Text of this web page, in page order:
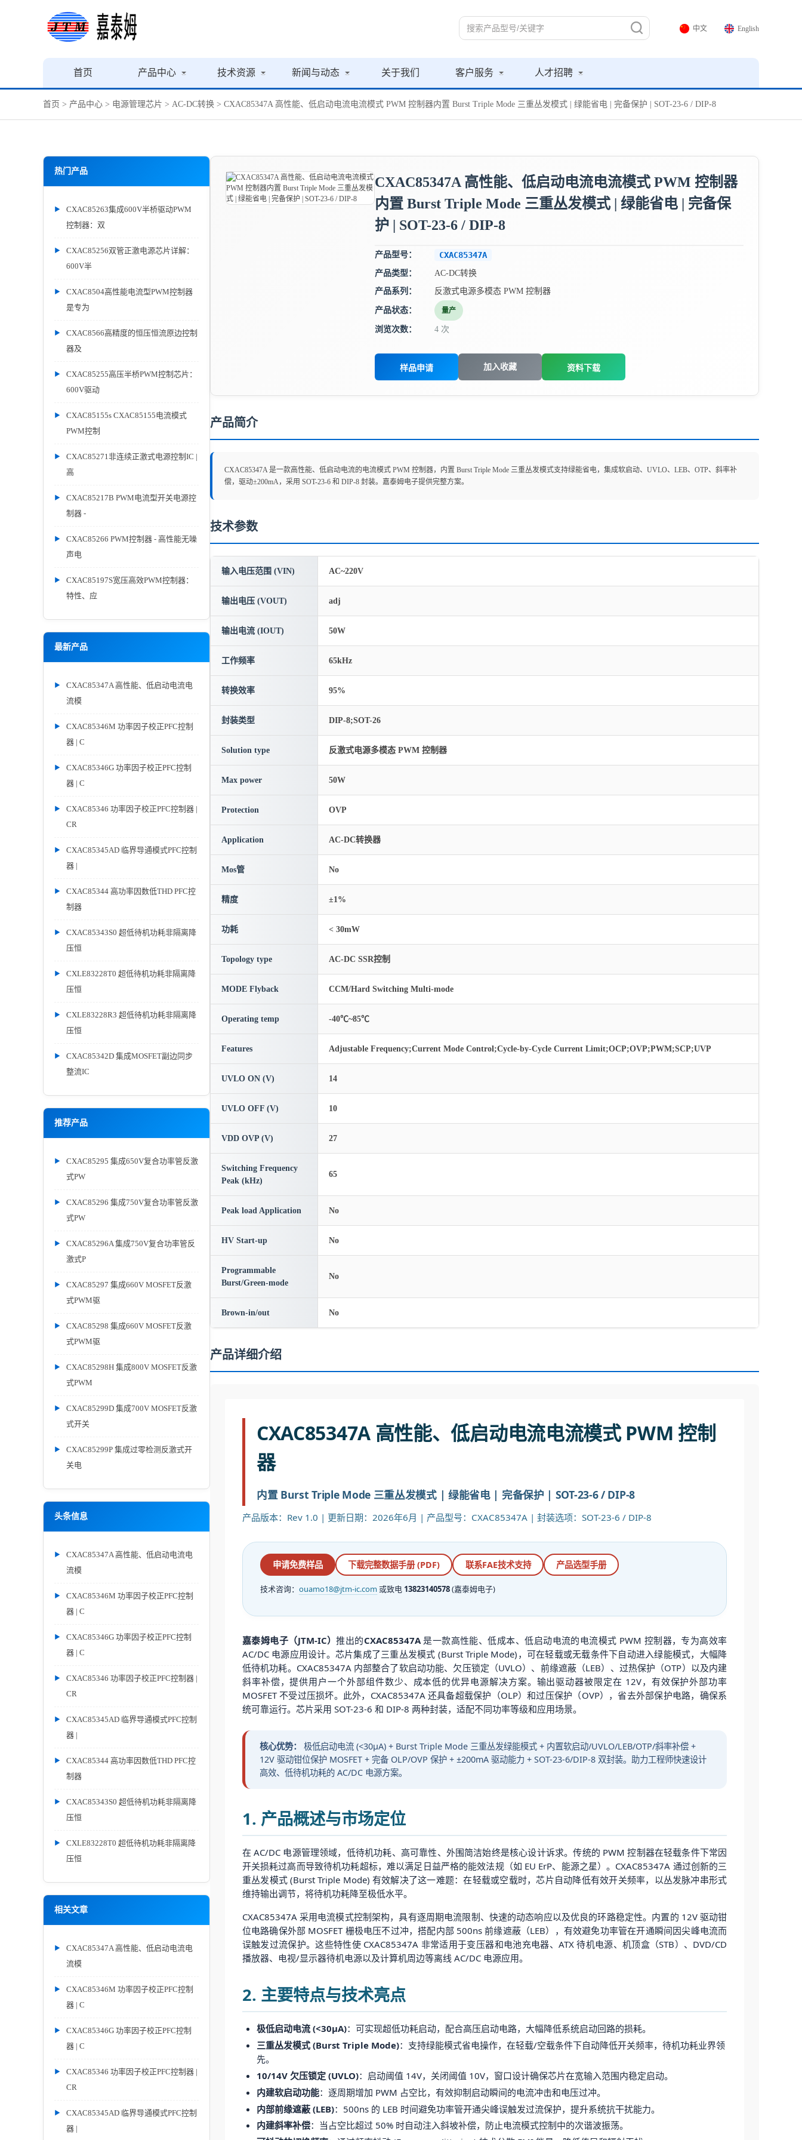
中文 English
首页 产品中心 技术资源 新闻与动态 关于我们 客户服务 人才招聘
首页 > 产品中心 > 电源管理芯片 > AC-DC转换 > CXAC85347A 高性能、低启动电流电流模式 PWM 控制器内置 Burst Triple Mode 三重丛发模式 | 绿能省电 | 完备保护 | SOT-23-6 / DIP-8
热门产品
CXAC85263集成600V半桥驱动PWM
控制器：双
CXAC85256双管正激电源芯片详解：
600V半
CXAC8504高性能电流型PWM控制器
是专为
CXAC8566高精度的恒压恒流原边控制
器及
CXAC85255高压半桥PWM控制芯片：
600V驱动
CXAC85155s CXAC85155电流模式
PWM控制
CXAC85271非连续正激式电源控制IC |
高
CXAC85217B PWM电流型开关电源控
制器 -
CXAC85266 PWM控制器 - 高性能无噪
声电
CXAC85197S宽压高效PWM控制器：
特性、应
最新产品
CXAC85347A 高性能、低启动电流电
流模
CXAC85346M 功率因子校正PFC控制
器 | C
CXAC85346G 功率因子校正PFC控制
器 | C
CXAC85346 功率因子校正PFC控制器 |
CR
CXAC85345AD 临界导通模式PFC控制
器 |
CXAC85344 高功率因数低THD PFC控
制器
CXAC85343S0 超低待机功耗非隔离降
压恒
CXLE83228T0 超低待机功耗非隔离降
压恒
CXLE83228R3 超低待机功耗非隔离降
压恒
CXAC85342D 集成MOSFET副边同步
整流IC
推荐产品
CXAC85295 集成650V复合功率管反激
式PW
CXAC85296 集成750V复合功率管反激
式PW
CXAC85296A 集成750V复合功率管反
激式P
CXAC85297 集成660V MOSFET反激
式PWM驱
CXAC85298 集成660V MOSFET反激
式PWM驱
CXAC85298H 集成800V MOSFET反激
式PWM
CXAC85299D 集成700V MOSFET反激
式开关
CXAC85299P 集成过零检测反激式开
关电
头条信息
CXAC85347A 高性能、低启动电流电
流模
CXAC85346M 功率因子校正PFC控制
器 | C
CXAC85346G 功率因子校正PFC控制
器 | C
CXAC85346 功率因子校正PFC控制器 |
CR
CXAC85345AD 临界导通模式PFC控制
器 |
CXAC85344 高功率因数低THD PFC控
制器
CXAC85343S0 超低待机功耗非隔离降
压恒
CXLE83228T0 超低待机功耗非隔离降
压恒
相关文章
CXAC85347A 高性能、低启动电流电
流模
CXAC85346M 功率因子校正PFC控制
器 | C
CXAC85346G 功率因子校正PFC控制
器 | C
CXAC85346 功率因子校正PFC控制器 |
CR
CXAC85345AD 临界导通模式PFC控制
器 |
CXAC85347A 高性能、低启动电流电流模式 PWM 控制器
内置 Burst Triple Mode 三重丛发模式 | 绿能省电 | 完备保
护 | SOT-23-6 / DIP-8
产品型号： CXAC85347A
产品类型：
AC-DC转换
产品系列：
反激式电源多模态 PWM 控制器
产品状态： 量产
浏览次数： 4 次
样品申请 加入收藏 资料下载
产品简介
CXAC85347A 是一款高性能、低启动电流的电流模式 PWM 控制器，内置 Burst Triple Mode 三重丛发模式支持绿能省电，集成软启动、UVLO、LEB、OTP、斜率补
偿，驱动±200mA，采用 SOT-23-6 和 DIP-8 封装。嘉泰姆电子提供完整方案。
技术参数
输入电压范围 (VIN) AC~220V
输出电压 (VOUT) adj
输出电流 (IOUT) 50W
工作频率 65kHz
转换效率 95%
封装类型 DIP-8;SOT-26
Solution type 反激式电源多模态 PWM 控制器
Max power 50W
Protection OVP
Application AC-DC转换器
Mos管 No
精度 ±1%
功耗 < 30mW
Topology type AC-DC SSR控制
MODE Flyback CCM/Hard Switching Multi-mode
Operating temp -40℃~85℃
Features Adjustable Frequency;Current Mode Control;Cycle-by-Cycle Current Limit;OCP;OVP;PWM;SCP;UVP
UVLO ON (V) 14
UVLO OFF (V) 10
VDD OVP (V) 27
Switching Frequency
Peak (kHz)
65
Peak load Application No
HV Start-up No
Programmable
Burst/Green-mode
No
Brown-in/out No
产品详细介绍
CXAC85347A 高性能、低启动电流电流模式 PWM 控制
器
内置 Burst Triple Mode 三重丛发模式 | 绿能省电 | 完备保护 | SOT-23-6 / DIP-8
产品版本：Rev 1.0 | 更新日期：2026年6月 | 产品型号：CXAC85347A | 封装选项：SOT-23-6 / DIP-8
申请免费样品 下载完整数据手册 (PDF) 联系FAE技术支持 产品选型手册
技术咨询： ouamo18@jtm-ic.com或致电 13823140578(嘉泰姆电子)
嘉泰姆电子（JTM-IC）推出的CXAC85347A是一款高性能、低成本、低启动电流的电流模式 PWM 控制器，专为高效率
AC/DC 电源应用设计。芯片集成了三重丛发模式 (Burst Triple Mode)，可在轻载或无载条件下自动进入绿能模式，大幅降
低待机功耗。CXAC85347A 内部整合了软启动功能、欠压锁定（UVLO）、前缘遮蔽（LEB）、过热保护（OTP）以及内建
斜率补偿，提供用户一个外部组件数少、成本低的优异电源解决方案。输出驱动器被限定在 12V，有效保护外部功率
MOSFET 不受过压损坏。此外，CXAC85347A 还具备超载保护（OLP）和过压保护（OVP），省去外部保护电路，确保系
统可靠运行。芯片采用 SOT-23-6 和 DIP-8 两种封装，适配不同功率等级和应用场景。
核心优势：
极低启动电流 (<30µA) + Burst Triple Mode 三重丛发绿能模式 + 内置软启动/UVLO/LEB/OTP/斜率补偿 +
12V 驱动钳位保护 MOSFET + 完备 OLP/OVP 保护 + ±200mA 驱动能力 + SOT-23-6/DIP-8 双封装。助力工程师快速设计
高效、低待机功耗的 AC/DC 电源方案。
1. 产品概述与市场定位
在 AC/DC 电源管理领域，低待机功耗、高可靠性、外围简洁始终是核心设计诉求。传统的 PWM 控制器在轻载条件下常因
开关损耗过高而导致待机功耗超标，难以满足日益严格的能效法规（如 EU ErP、能源之星）。CXAC85347A 通过创新的三
重丛发模式 (Burst Triple Mode) 有效解决了这一难题：在轻载或空载时，芯片自动降低有效开关频率，以丛发脉冲串形式
维持输出调节，将待机功耗降至极低水平。
CXAC85347A 采用电流模式控制架构，具有逐周期电流限制、快速的动态响应以及优良的环路稳定性。内置的 12V 驱动钳
位电路确保外部 MOSFET 栅极电压不过冲，搭配内部 500ns 前缘遮蔽（LEB），有效避免功率管在开通瞬间因尖峰电流而
误触发过流保护。这些特性使 CXAC85347A 非常适用于变压器和电池充电器、ATX 待机电源、机顶盒（STB）、DVD/CD
播放器、电视/显示器待机电源以及计算机周边等离线 AC/DC 电源应用。
2. 主要特点与技术亮点
极低启动电流 (<30µA)：可实现超低功耗启动，配合高压启动电路，大幅降低系统启动回路的损耗。
三重丛发模式 (Burst Triple Mode)：支持绿能模式省电操作，在轻载/空载条件下自动降低开关频率，待机功耗业界领
先。
10/14V 欠压锁定 (UVLO)：启动阈值 14V，关闭阈值 10V，窗口设计确保芯片在宽输入范围内稳定启动。
内建软启动功能：逐周期增加 PWM 占空比，有效抑制启动瞬间的电流冲击和电压过冲。
内部前缘遮蔽 (LEB)：500ns 的 LEB 时间避免功率管开通尖峰误触发过流保护，提升系统抗干扰能力。
内建斜率补偿：当占空比超过 50% 时自动注入斜坡补偿，防止电流模式控制中的次谐波振荡。